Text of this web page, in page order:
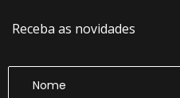
Receba as novidades